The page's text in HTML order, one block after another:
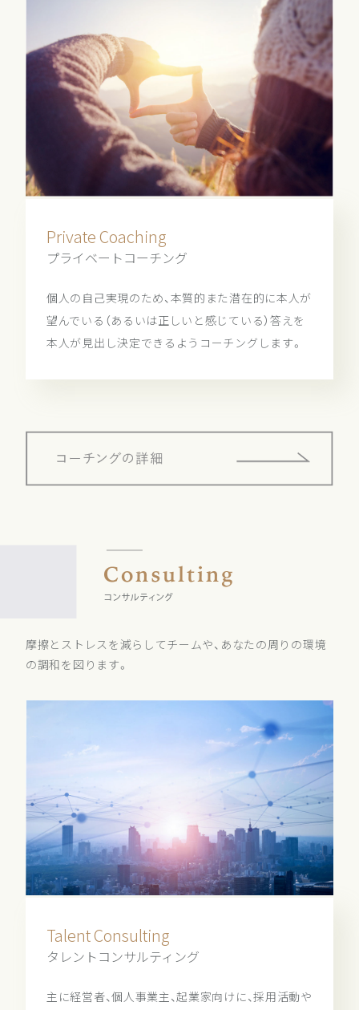
Private Coaching
プライベートコーチング
個人の自己実現のため、本質的また潜在的に本人が
望んでいる（あるいは正しいと感じている）答えを
本人が見出し決定できるようコーチングします。
摩擦とストレスを減らしてチームや、あなたの周りの環境
の調和を図ります。
Talent Consulting
タレントコンサルティング
主に経営者、個人事業主、起業家向けに、採用活動や